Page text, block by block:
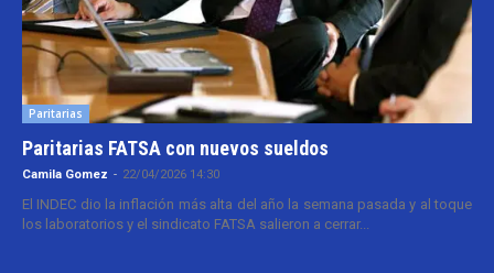
Paritarias
Paritarias FATSA con nuevos sueldos
Camila Gomez - 22/04/2026 14:30
El INDEC dio la inflación más alta del año la semana pasada y al toque
los laboratorios y el sindicato FATSA salieron a cerrar...